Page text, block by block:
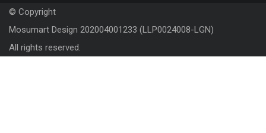
© Copyright
Mosumart Design 202004001233 (LLP0024008-LGN)
All rights reserved.